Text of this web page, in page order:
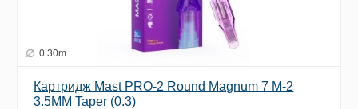
0.30m
Картридж Mast PRO-2 Round Magnum 7 M-2
3.5MM Taper (0.3)